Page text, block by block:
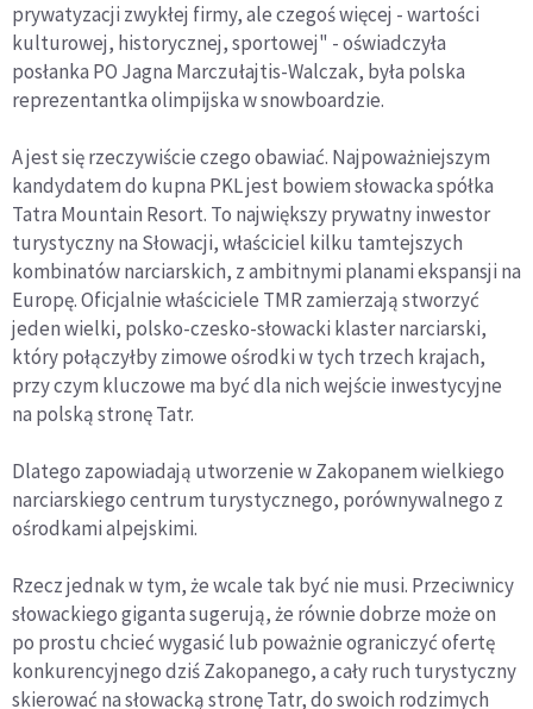
prywatyzacji zwykłej firmy, ale czegoś więcej - wartości
kulturowej, historycznej, sportowej" - oświadczyła
posłanka PO Jagna Marczułajtis-Walczak, była polska
reprezentantka olimpijska w snowboardzie.
A jest się rzeczywiście czego obawiać. Najpoważniejszym
kandydatem do kupna PKL jest bowiem słowacka spółka
Tatra Mountain Resort. To największy prywatny inwestor
turystyczny na Słowacji, właściciel kilku tamtejszych
kombinatów narciarskich, z ambitnymi planami ekspansji na
Europę. Oficjalnie właściciele TMR zamierzają stworzyć
jeden wielki, polsko-czesko-słowacki klaster narciarski,
który połączyłby zimowe ośrodki w tych trzech krajach,
przy czym kluczowe ma być dla nich wejście inwestycyjne
na polską stronę Tatr.
Dlatego zapowiadają utworzenie w Zakopanem wielkiego
narciarskiego centrum turystycznego, porównywalnego z
ośrodkami alpejskimi.
Rzecz jednak w tym, że wcale tak być nie musi. Przeciwnicy
słowackiego giganta sugerują, że równie dobrze może on
po prostu chcieć wygasić lub poważnie ograniczyć ofertę
konkurencyjnego dziś Zakopanego, a cały ruch turystyczny
skierować na słowacką stronę Tatr, do swoich rodzimych